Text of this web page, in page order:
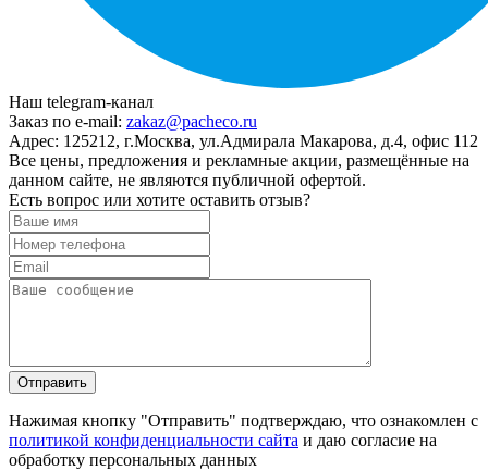
Наш telegram-канал
Заказ по e-mail: zakaz@pacheco.ru
Адрес: 125212, г.Москва, ул.Адмирала Макарова, д.4, офис 112
Все цены, предложения и рекламные акции, размещённые на
данном сайте, не являются публичной офертой.
Есть вопрос или хотите оставить отзыв?
Нажимая кнопку "Отправить" подтверждаю, что ознакомлен с
политикой конфиденциальности сайта и даю согласие на
обработку персональных данных